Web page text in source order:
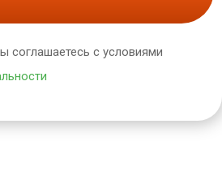
соглашаетесь с условиями